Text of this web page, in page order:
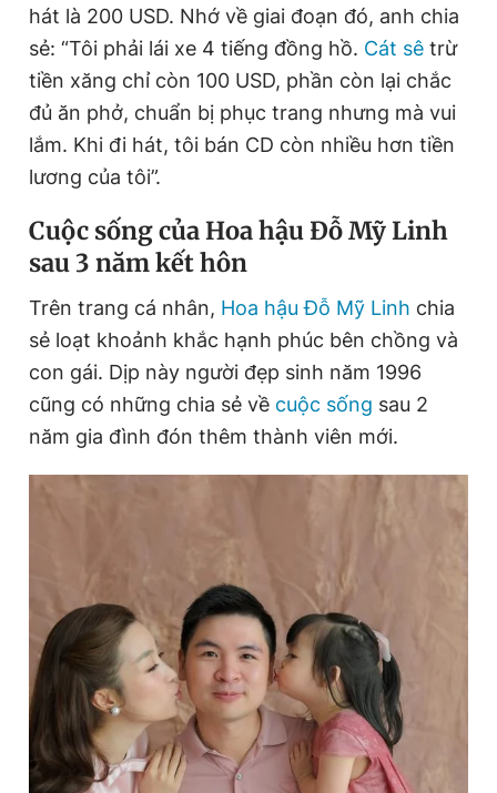
hát là 200 USD. Nhớ về giai đoạn đó, anh chia
sẻ: “Tôi phải lái xe 4 tiếng đồng hồ. Cát sê trừ
tiền xăng chỉ còn 100 USD, phần còn lại chắc
đủ ăn phở, chuẩn bị phục trang nhưng mà vui
lắm. Khi đi hát, tôi bán CD còn nhiều hơn tiền
lương của tôi”.
Cuộc sống của Hoa hậu Đỗ Mỹ Linh
sau 3 năm kết hôn
Trên trang cá nhân, Hoa hậu Đỗ Mỹ Linh chia
sẻ loạt khoảnh khắc hạnh phúc bên chồng và
con gái. Dịp này người đẹp sinh năm 1996
cũng có những chia sẻ về cuộc sống sau 2
năm gia đình đón thêm thành viên mới.